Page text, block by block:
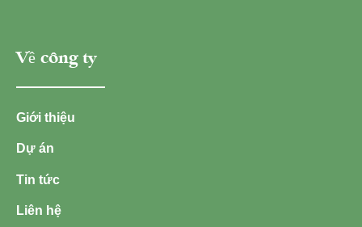
Về công ty
Giới thiệu
Dự án
Tin tức
Liên hệ